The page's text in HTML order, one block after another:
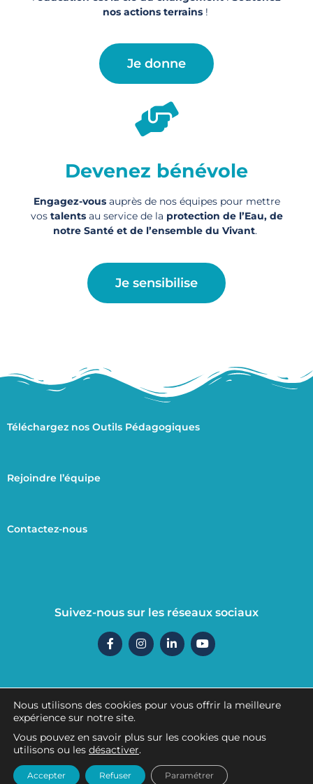
nos actions terrains!
Je donne
Devenez bénévole
Engagez-vousauprès de nos équipes pour mettre
vos talentsau service de la protection de l’Eau, de
notre Santé et de l’ensemble du Vivant.
Je sensibilise
Téléchargez nos Outils Pédagogiques
Rejoindre l’équipe
Contactez-nous
Suivez-nous sur les réseaux sociaux
F
a
c
o
o
k
-
f
I
n
s
g
r
a
L
i
n
d
i
i
Y
o
u
b
e
Mentions légales
Nous utilisons des cookies pour vous offrir la meilleure
expérience sur notre site.
Vous pouvez en savoir plus sur les cookies que nous
utilisons ou les désactiver.
Accepter Refuser Paramétrer